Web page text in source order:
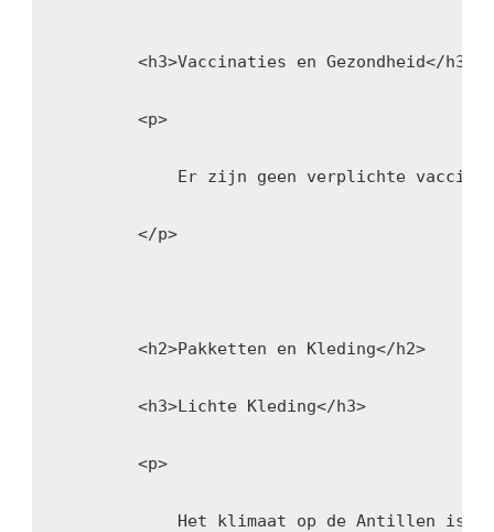
        <h3>Vaccinaties en Gezondheid</h3>
        <p>
Er zijn geen verplichte
        </p>
        <h2>Pakketten en Kleding</h2>
        <h3>Lichte Kleding</h3>
        <p>
Het klimaat op de Antillen is